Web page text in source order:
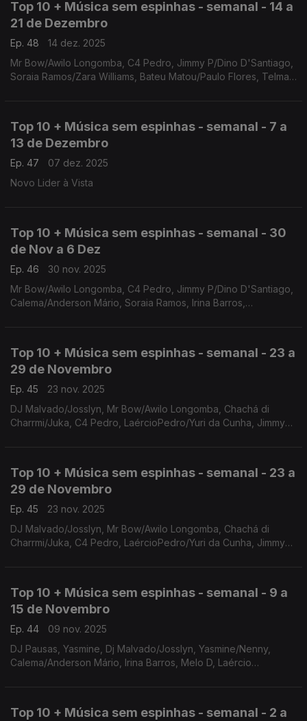
Top 10 + Música sem espinhas - semanal - 14 a
21 de Dezembro
Ep. 48
14 dez. 2025
Mr Bow/Awilo Longomba, C4 Pedro, Jimmy P/Dino D'Santiago,
Soraia Ramos/Zara Williams, Bateu Matou/Paulo Flores, Telma
Top 10 + Música sem espinhas - semanal - 7 a
13 de Dezembro
Ep. 47
07 dez. 2025
Novo Lider à Vista
Top 10 + Música sem espinhas - semanal - 30
de Nov a 6 Dez
Ep. 46
30 nov. 2025
Mr Bow/Awilo Longomba, C4 Pedro, Jimmy P/Dino D'Santiago,
Calema/Anderson Mário, Soraia Ramos, Irina Barros,
Top 10 + Música sem espinhas - semanal - 23 a
29 de Novembro
Ep. 45
23 nov. 2025
DJ Malvado/Josslyn, Mr Bow/Awilo Longomba, Chachá di
Charrmi/Juka, C4 Pedro, LaércioPedro/Yuri da Cunha, Jimmy
Top 10 + Música sem espinhas - semanal - 23 a
29 de Novembro
Ep. 45
23 nov. 2025
DJ Malvado/Josslyn, Mr Bow/Awilo Longomba, Chachá di
Charrmi/Juka, C4 Pedro, LaércioPedro/Yuri da Cunha, Jimmy
Top 10 + Música sem espinhas - semanal - 9 a
15 de Novembro
Ep. 44
09 nov. 2025
DJ Pausas, Yasmine, Dj Malvado/Josslyn, Yasmine/Nenny,
Calema/Anderson Mário, Irina Barros, Melo D, Laércio
Top 10 + Música sem espinhas - semanal - 2 a